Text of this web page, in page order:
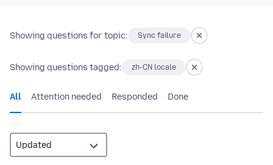
Showing questions for topic: Sync failure
Showing questions tagged: zh-CN locale
All Attention needed Responded Done